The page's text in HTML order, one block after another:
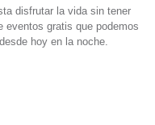
disfrutar la vida sin tener
eventos gratis que podemos
hoy en la noche.